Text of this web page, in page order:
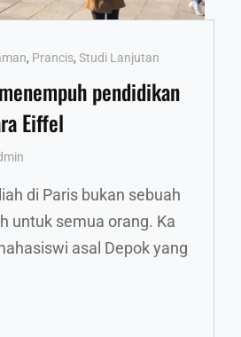
, Prancis, Studi Lanjutan
pendidikan
Eiffel
di Paris bukan sebuah
untuk semua orang. Ka
asal Depok yang